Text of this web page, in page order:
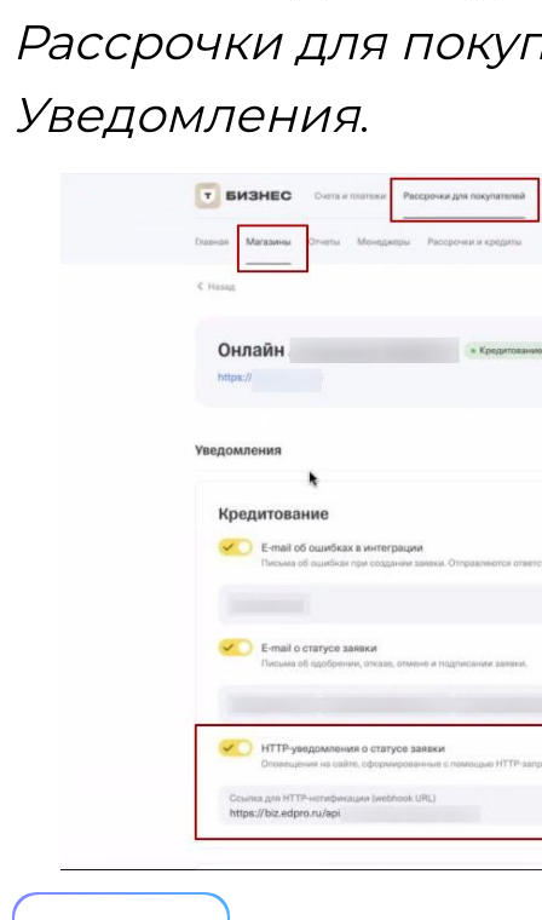
Рассрочки для
Уведомления.